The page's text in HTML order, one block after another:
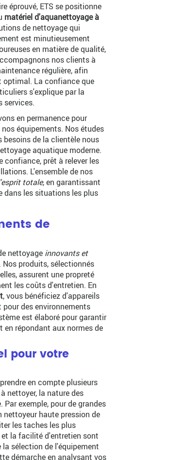
éprouvé, ETS se positionne
matériel d'aquanettoyage à
de nettoyage qui
est minutieusement
en matière de qualité,
nos clients à
régulière, afin
optimal. La confiance que
s'explique par la
services.
en permanence pour
équipements. Nos études
de la clientèle nous
aquatique moderne.
confiance, prêt à relever les
L'ensemble de nos
totale, en garantissant
dans les situations les plus
de
nettoyage innovants et
produits, sélectionnés
assurent une propreté
les coûts d'entretien. En
, vous bénéficiez d'appareils
des environnements
est élaboré pour garantir
répondant aux normes de
pour votre
en compte plusieurs
nettoyer, la nature des
exemple, pour de grandes
nettoyeur haute pression de
les taches les plus
la facilité d'entretien sont
sélection de l'équipement
démarche en analysant vos